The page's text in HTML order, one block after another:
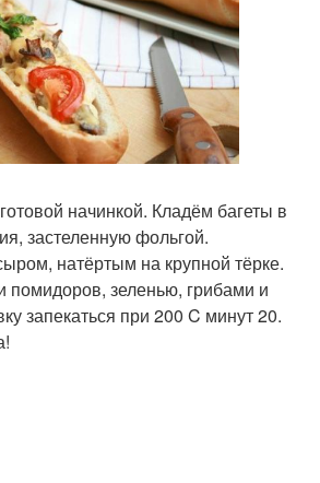
начинкой. Кладём багеты в
застеленную фольгой.
натёртым на крупной тёрке.
помидоров, зеленью, грибами и
запекаться при 200 C минут 20.